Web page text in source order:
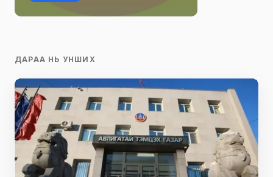
ДАРАА НЬ УНШИХ